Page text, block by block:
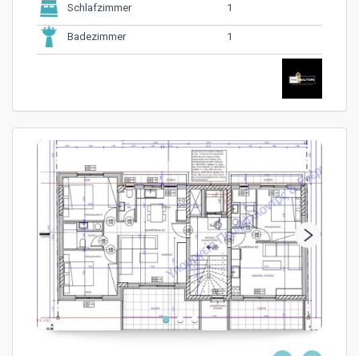
Schlafzimmer 1
Badezimmer 1